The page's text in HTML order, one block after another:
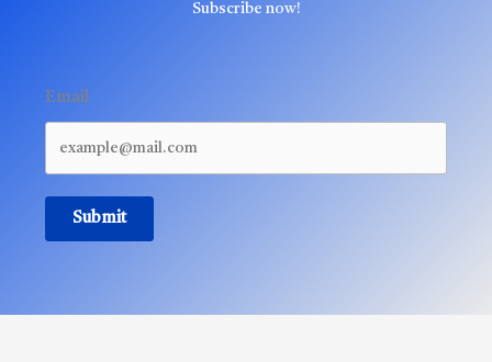
Subscribe now!
Email
Submit